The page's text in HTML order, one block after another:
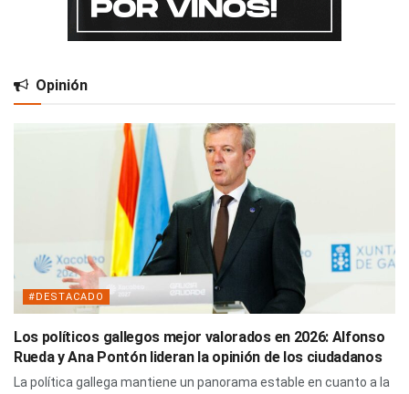
Opinión
#DESTACADO
Los políticos gallegos mejor valorados en 2026: Alfonso
Rueda y Ana Pontón lideran la opinión de los ciudadanos
La política gallega mantiene un panorama estable en cuanto a la